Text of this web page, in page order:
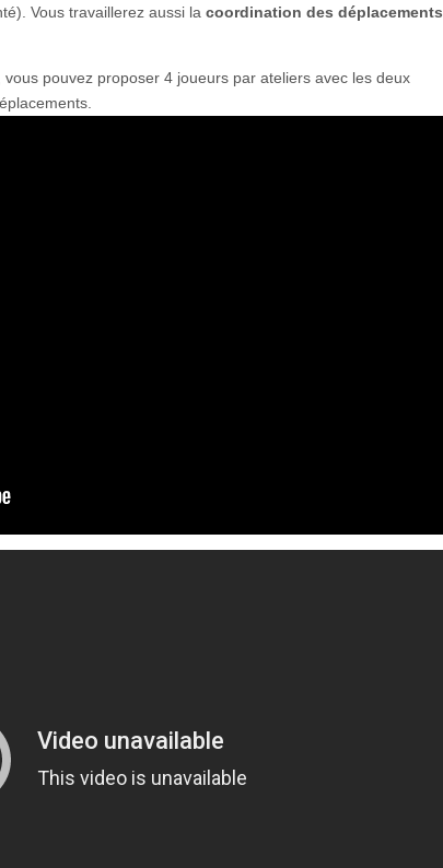
Vous travaillerez aussi la coordination des déplacements
pouvez proposer 4 joueurs par ateliers avec les deux